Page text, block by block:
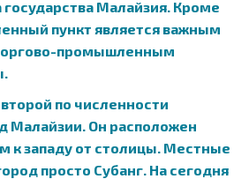
государства Малайзия. Кроме
пункт является важным
промышленным
по численности
Малайзии. Он расположен
к западу от столицы. Местные
просто Субанг. На сегодня